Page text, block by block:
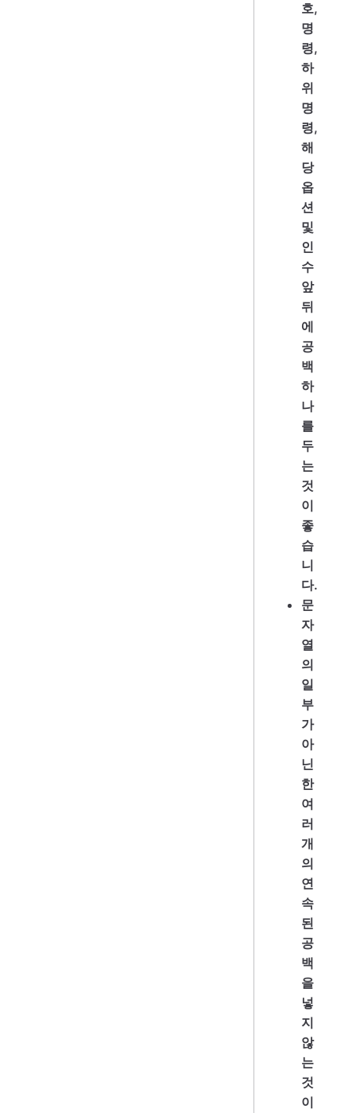
호,
명
령,
하
위
명
령,
해
당
옵
션
및
인
수
앞
뒤
에
공
백
하
나
를
두
는
것
이
좋
습
니
다.
문
자
열
의
일
부
가
아
닌
한
여
러
개
의
연
속
된
공
백
을
넣
지
않
는
것
이